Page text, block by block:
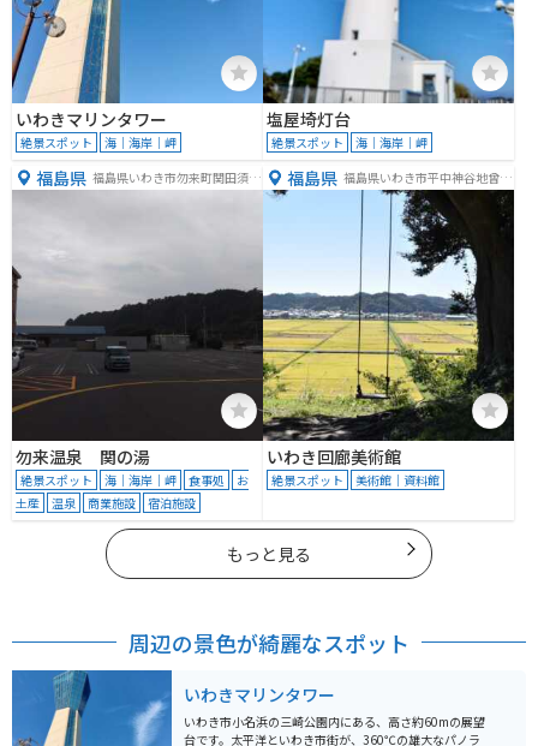
いわきマリンタワー
絶景スポット 海｜海岸｜岬
塩屋埼灯台
絶景スポット 海｜海岸｜岬
福島県 福島県いわき市勿来町関田須賀
１−４
勿来温泉 関の湯
絶景スポット 海｜海岸｜岬 食事処
お
土産
温泉 商業施設 宿泊施設
福島県 福島県いわき市平中神谷地曾作
７
いわき回廊美術館
絶景スポット 美術館｜資料館
もっと見る
周辺の景色が綺麗なスポット
いわきマリンタワー
いわき市小名浜の三崎公園内にある、高さ約60mの展望
台です。太平洋といわき市街が、360℃の雄大なパノラ